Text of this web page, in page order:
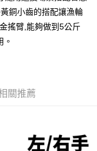
先享後付」服務完成之交
，本公司不負相關責
發現惡意使用之情形，
費(運費另
查看運費
銅小齒的搭配讓漁輪
搖臂,能夠做到5公斤
關推薦